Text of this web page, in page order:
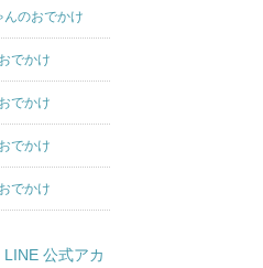
んのおでかけ
でかけ
でかけ
でかけ
でかけ